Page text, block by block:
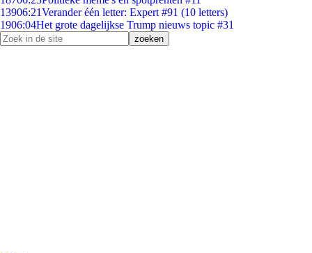
13906:21Verander één letter: Expert #91 (10 letters)
1906:04Het grote dagelijkse Trump nieuws topic #31